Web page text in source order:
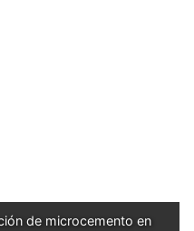
de microcemento en